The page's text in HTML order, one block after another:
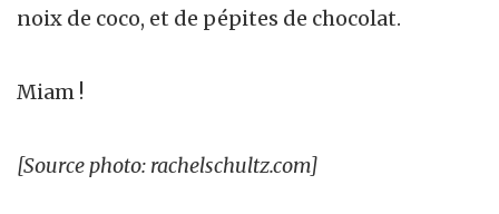
noix de coco, et de pépites de chocolat.
Miam !
[Source photo: rachelschultz.com]